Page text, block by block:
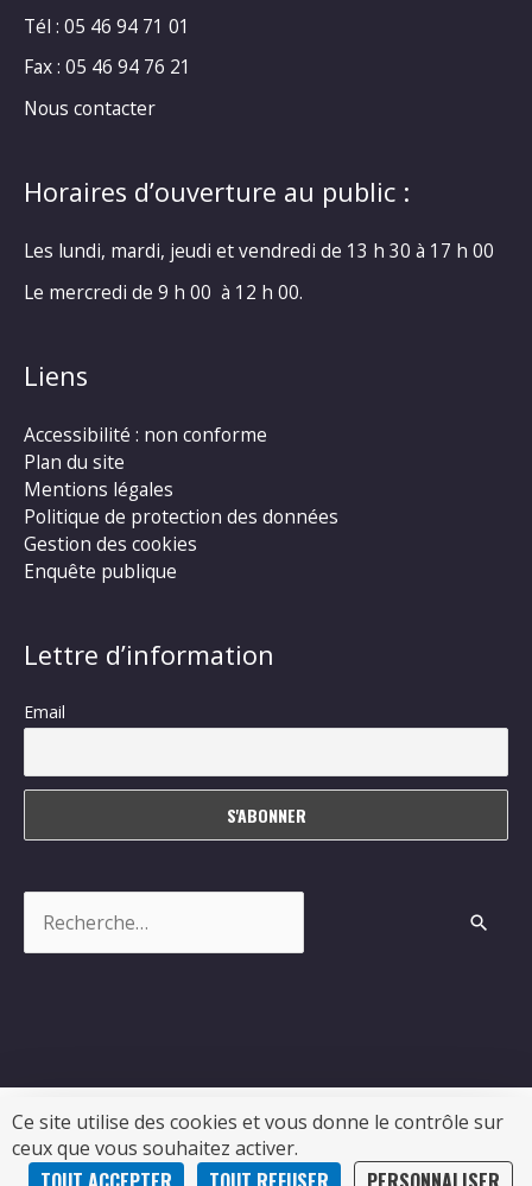
Ce site utilise des cookies et vous donne le contrôle sur
ceux que vous souhaitez activer.
Tél : 05 46 94 71 01
Fax : 05 46 94 76 21
Nous contacter
Horaires d’ouverture au public :
Les lundi, mardi, jeudi et vendredi de 13 h 30 à 17 h 00
Le mercredi de 9 h 00 à 12 h 00.
Liens
Accessibilité : non conforme
Plan du site
Mentions légales
Politique de protection des données
Gestion des cookies
Enquête publique
Lettre d’information
Email
Copyright © 2026Sablonceaux| Propulsé par Soluris